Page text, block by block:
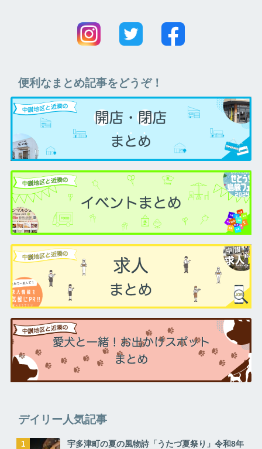
便利なまとめ記事をどうぞ！
デイリー人気記事
宇多津町の夏の風物詩「うたづ夏祭り」令和8年